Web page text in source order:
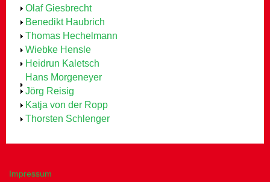
Anzeigen
Olaf Giesbrecht
Anzeigen
Benedikt Haubrich
Anzeigen
Thomas Hechelmann
Anzeigen
Wiebke Hensle
Anzeigen
Heidrun Kaletsch
Anzeigen
Hans Morgeneyer
Anzeigen
Jörg Reisig
Anzeigen
Katja von der Ropp
Anzeigen
Thorsten Schlenger
Impressum